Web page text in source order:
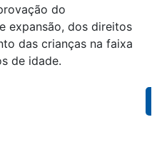
do
expansão, dos direitos
das crianças na faixa
de idade.